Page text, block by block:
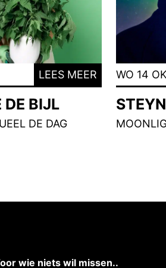
LEES MEER
DE BIJL
DE DAG
WO 14
wie niets wil missen..